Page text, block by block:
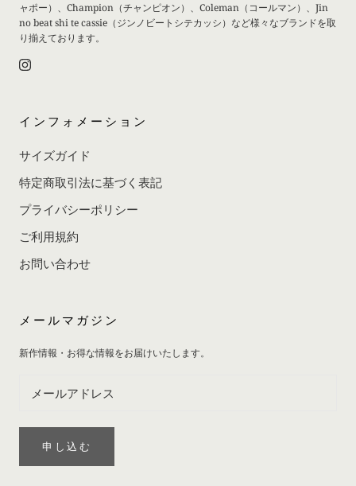
ャポー）、Champion（チャンピオン）、Coleman（コールマン）、Jin
no beat shi te cassie（ジンノビートシテカッシ）など様々なブランドを取
り揃えております。
インフォメーション
サイズガイド
特定商取引法に基づく表記
プライバシーポリシー
ご利用規約
お問い合わせ
メールマガジン
新作情報・お得な情報をお届けいたします。
申し込む